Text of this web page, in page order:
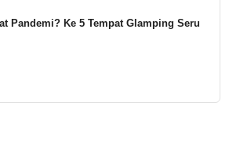
Pandemi? Ke 5 Tempat Glamping Seru